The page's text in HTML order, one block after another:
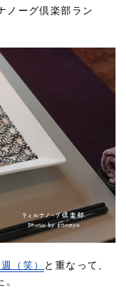
ノーグ倶楽部ラン
（笑）
と重なって、